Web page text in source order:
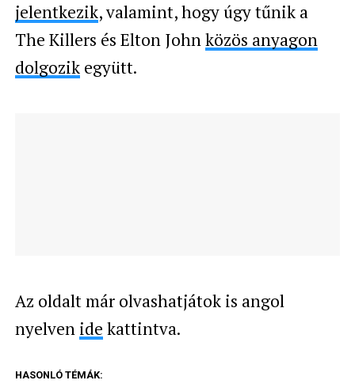
jelentkezik, valamint, hogy úgy tűnik a
The Killers és Elton Johnközös anyagon
dolgozikegyütt.
Az oldalt már olvashatjátok is angol
nyelven ide kattintva.
HASONLÓ TÉMÁK: